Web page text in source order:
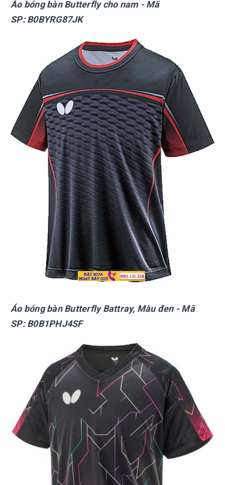
Áo bóng bàn Butterfly cho nam - Mã
SP: B0BYRG87JK
Áo bóng bàn Butterfly Battray, Màu đen - Mã
SP: B0B1PHJ4SF